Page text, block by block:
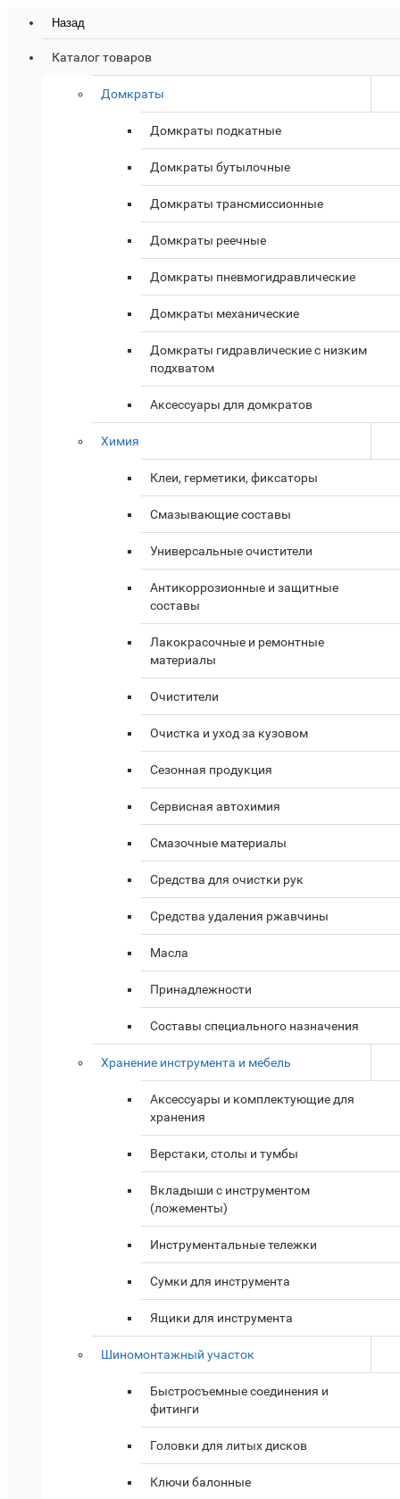
Назад
Каталог товаров
Домкраты
Домкраты подкатные
Домкраты бутылочные
Домкраты трансмиссионные
Домкраты реечные
Домкраты пневмогидравлические
Домкраты механические
Домкраты гидравлические с низким
подхватом
Аксессуары для домкратов
Химия
Клеи, герметики, фиксаторы
Смазывающие составы
Универсальные очистители
Антикоррозионные и защитные
составы
Лакокрасочные и ремонтные
материалы
Очистители
Очистка и уход за кузовом
Сезонная продукция
Сервисная автохимия
Смазочные материалы
Средства для очистки рук
Средства удаления ржавчины
Масла
Принадлежности
Составы специального назначения
Хранение инструмента и мебель
Аксессуары и комплектующие для
хранения
Верстаки, столы и тумбы
Вкладыши с инструментом
(ложементы)
Инструментальные тележки
Сумки для инструмента
Ящики для инструмента
Шиномонтажный участок
Быстросъемные соединения и
фитинги
Головки для литых дисков
Ключи балонные